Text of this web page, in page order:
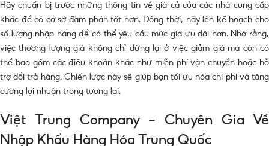
Hãy chuẩn bị trước những thông tin về giá cả của các nhà cung cấp
khác để có cơ sở đàm phán tốt hơn. Đồng thời, hãy lên kế hoạch cho
số lượng nhập hàng để có thể yêu cầu mức giá ưu đãi hơn. Nhớ rằng,
việc thương lượng giá không chỉ dừng lại ở việc giảm giá mà còn có
thể bao gồm các điều khoản khác như miễn phí vận chuyển hoặc hỗ
trợ đổi trả hàng. Chiến lược này sẽ giúp bạn tối ưu hóa chi phí và tăng
cường lợi nhuận trong tương lai.
Việt Trung Company – Chuyên Gia Về
Nhập Khẩu Hàng Hóa Trung Quốc